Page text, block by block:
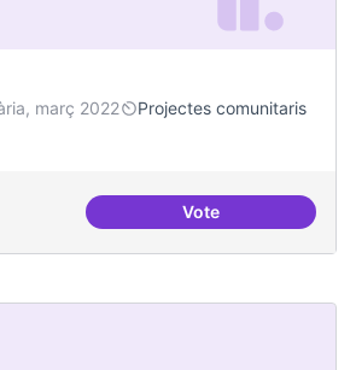
març 2022
Projectes comunitaris
VoteArtenea